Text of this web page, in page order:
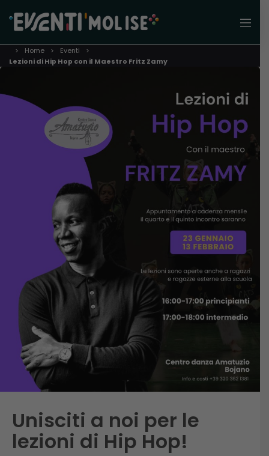
Home
Eventi
Lezioni di Hip Hop con il Maestro Fritz Zamy
Unisciti a noi per le
lezioni di Hip Hop!